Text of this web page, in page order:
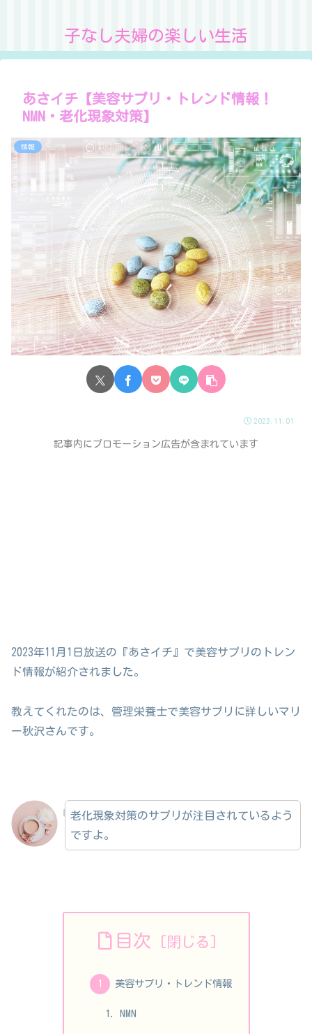
子なし夫婦の楽しい生活
あさイチ【美容サプリ・トレンド情報！
NMN・老化現象対策】
情報
2023.11.01
記事内にプロモーション広告が含まれています
2023年11月1日放送の『あさイチ』で美容サプリのトレン
ド情報が紹介されました。
教えてくれたのは、管理栄養士で美容サプリに詳しいマリ
ー秋沢さんです。
老化現象対策のサプリが注目されているよう
ですよ。
目次
美容サプリ・トレンド情報
NMN